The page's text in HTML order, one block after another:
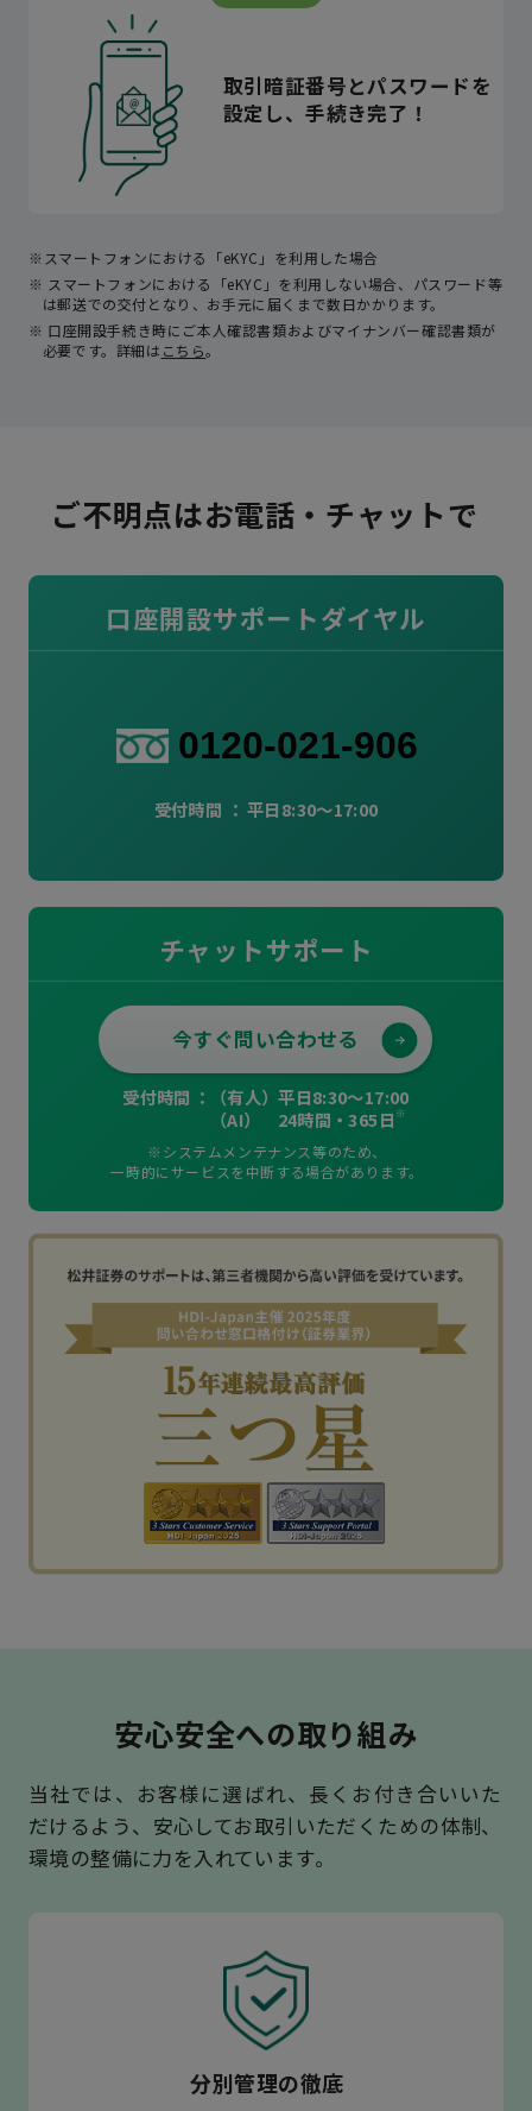
取引暗証番号とパスワードを
設定し、手続き完了！
スマートフォンにおける「eKYC」を利用した場合
スマートフォンにおける「eKYC」を利用しない場合、パスワード等
は郵送での交付となり、お手元に届くまで数日かかります。
口座開設手続き時にご本人確認書類およびマイナンバー確認書類が
必要です。詳細は こちら。
ご不明点はお電話・チャットで
口座開設サポートダイヤル
0120-021-906
受付時間 ： 平日8:30～17:00
チャットサポート
今すぐ問い合わせる
受付時間 ：
（有人）平日8:30～17:00
（AI） 24時間・365日 ※
※システムメンテナンス等のため、
一時的にサービスを中断する場合があります。
安心安全への取り組み
当社では、お客様に選ばれ、長くお付き合いいた
だけるよう、安心してお取引いただくための体制、
環境の整備に力を入れています。
分別管理の徹底